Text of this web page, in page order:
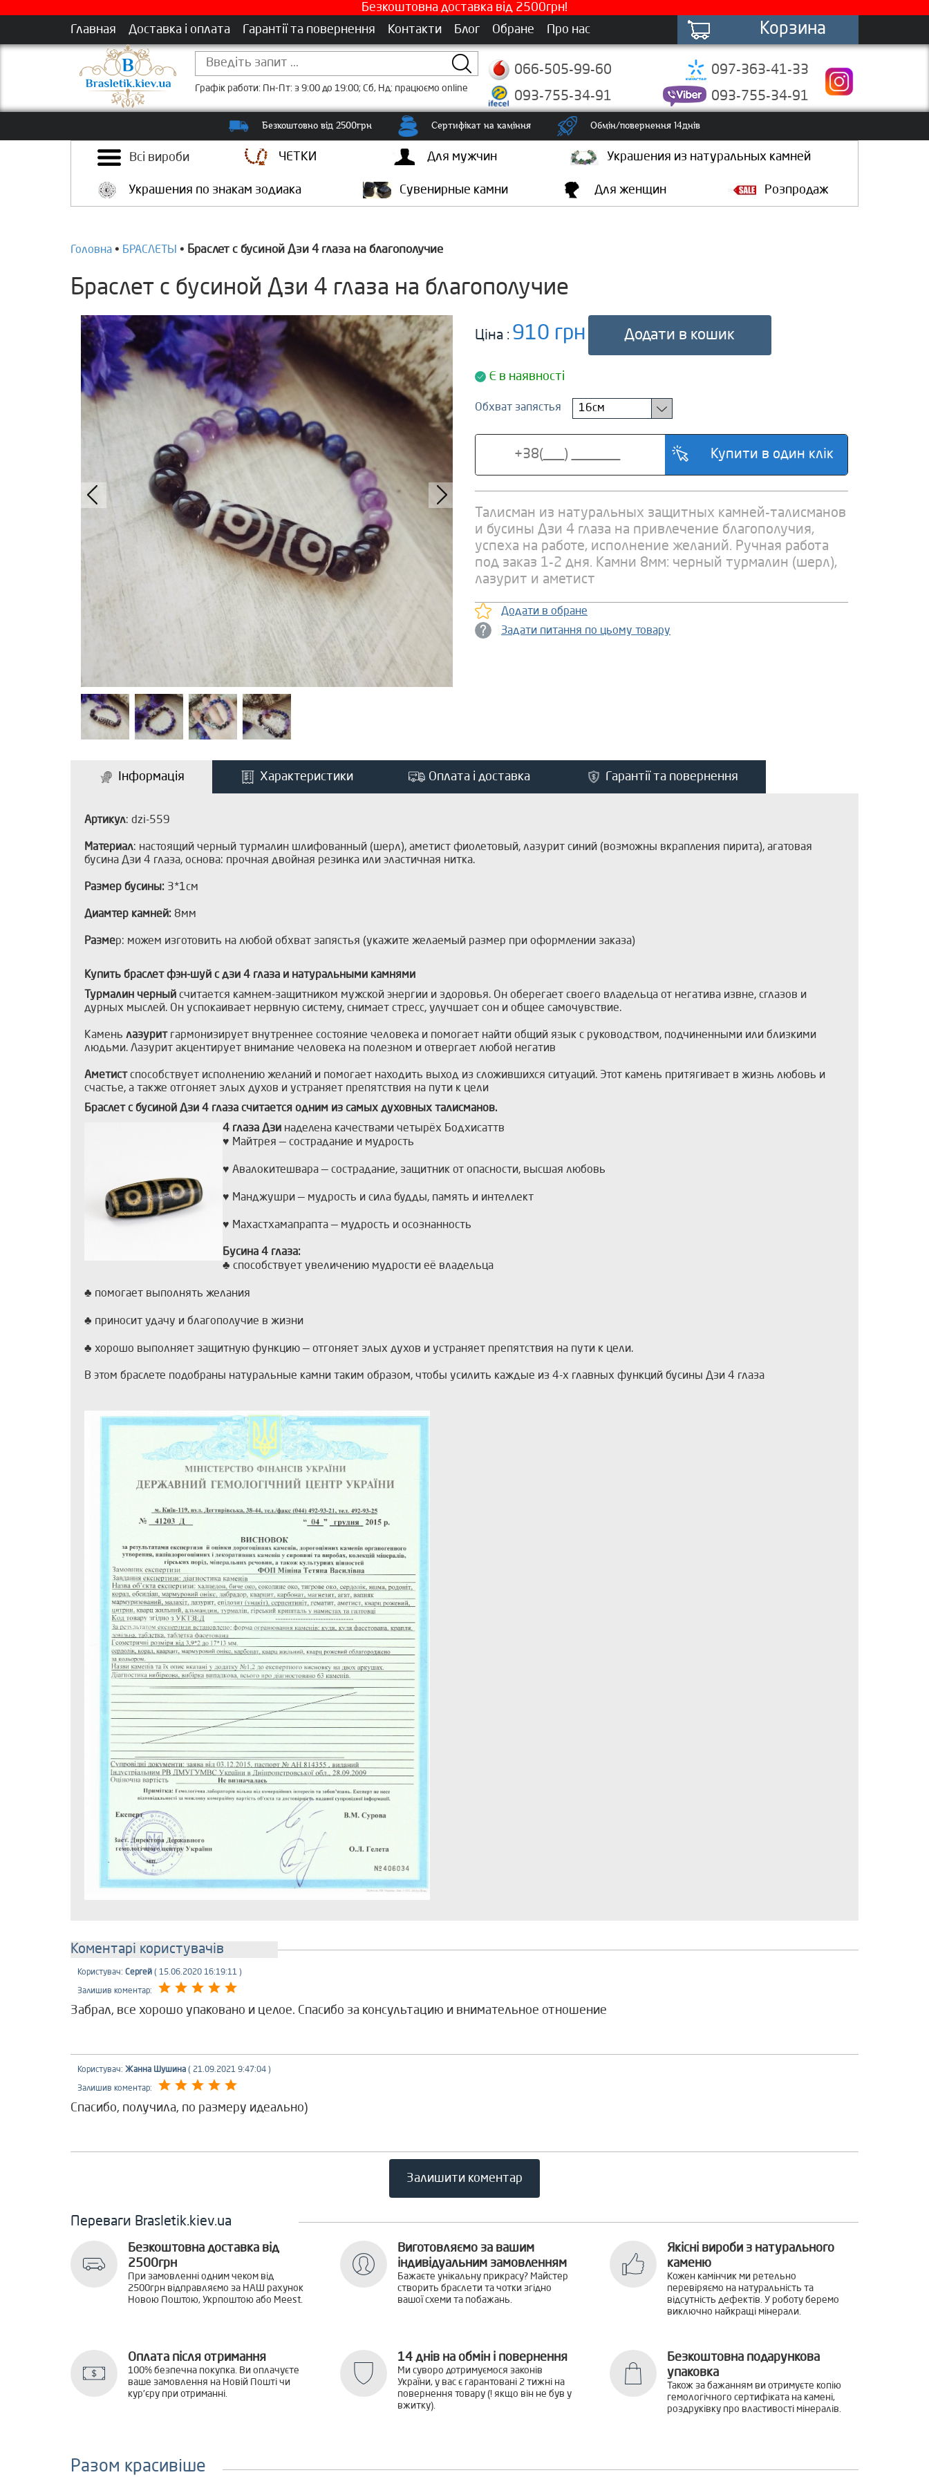
Безкоштовна доставка від 2500грн!
Главная
Доставка і оплата Гарантії та повернення Контакти Блог Обране Про нас Корзина
Графік работи: Пн-Пт: з 9:00 до 19:00; Сб, Нд: працюємо online
066-505-99-60
097-363-41-33
093-755-34-91
093-755-34-91
Безкоштовно від 2500грн Сертифікат на каміння Обмін/повернення 14днів
Всі вироби ЧЕТКИ Для мужчин Украшения из натуральных камней
Украшения по знакам зодиака Сувенирные камни Для женщин Розпродаж
Головна • БРАСЛЕТЫ • Браслет с бусиной Дзи 4 глаза на благополучие
Браслет с бусиной Дзи 4 глаза на благополучие
Ціна : 910 грн Додати в кошик
Є в наявності
Обхват запястья 16см
Талисман из натуральных защитных камней-талисманов
и бусины Дзи 4 глаза на привлечение благополучия,
успеха на работе, исполнение желаний. Ручная работа
под заказ 1-2 дня. Камни 8мм: черный турмалин (шерл),
лазурит и аметист
Додати в обране
Задати питання по цьому товару
Інформація Характеристики Оплата і доставка Гарантії та повернення
Артикул: dzi-559
Материал: настоящий черный турмалин шлифованный (шерл), аметист фиолетовый, лазурит синий (возможны вкрапления пирита), агатовая
бусина Дзи 4 глаза, основа: прочная двойная резинка или эластичная нитка.
Размер бусины: 3*1см
Диамтер камней: 8мм
Размер: можем изготовить на любой обхват запястья (укажите желаемый размер при оформлении заказа)
Купить браслет фэн-шуй с дзи 4 глаза и натуральными камнями
Турмалин черный считается камнем-защитником мужской энергии и здоровья. Он оберегает своего владельца от негатива извне, сглазов и
дурных мыслей. Он успокаивает нервную систему, снимает стресс, улучшает сон и общее самочувствие.
Камень лазуритгармонизирует внутреннее состояние человека и помогает найти общий язык с руководством, подчиненными или близкими
людьми. Лазурит акцентирует внимание человека на полезном и отвергает любой негатив
Аметистспособствует исполнению желаний и помогает находить выход из сложившихся ситуаций. Этот камень притягивает в жизнь любовь и
счастье, а также отгоняет злых духов и устраняет препятствия на пути к цели
Браслет с бусиной Дзи 4 глаза считается одним из самых духовных талисманов.
4 глаза Дзи наделена качествами четырёх Бодхисаттв
♥ Майтрея — сострадание и мудрость
♥ Авалокитешвара — сострадание, защитник от опасности, высшая любовь
♥ Манджушри — мудрость и сила будды, память и интеллект
♥ Махастхамапрапта — мудрость и осознанность
Бусина 4 глаза:
♣ способствует увеличению мудрости её владельца
♣ помогает выполнять желания
♣ приносит удачу и благополучие в жизни
♣ хорошо выполняет защитную функцию — отгоняет злых духов и устраняет препятствия на пути к цели.
В этом браслете подобраны натуральные камни таким образом, чтобы усилить каждые из 4-х главных функций бусины Дзи 4 глаза
Коментарі користувачів
Користувач: Сергей ( 15.06.2020 16:19:11 )
Залишив коментар:
Забрал, все хорошо упаковано и целое. Спасибо за консультацию и внимательное отношение
Користувач: Жанна Шушина ( 21.09.2021 9:47:04 )
Залишив коментар:
Спасибо, получила, по размеру идеально)
Залишити коментар
Переваги Brasletik.kiev.ua
Безкоштовна доставка від
2500грн
При замовленні одним чеком від
2500грн відправляємо за НАШ рахунок
Новою Поштою, Укрпоштою або Meest.
Виготовляємо за вашим
індивідуальним замовленням
Бажаєте унікальну прикрасу? Майстер
створить браслети та чотки згідно
вашої схеми та побажань.
Якісні вироби з натурального
каменю
Кожен камінчик ми ретельно
перевіряємо на натуральність та
відсутність дефектів. У роботу беремо
виключно найкращі мінерали.
Оплата після отримання
100% безпечна покупка. Ви оплачуєте
ваше замовлення на Новій Пошті чи
кур'єру при отриманні.
14 днів на обмін і повернення
Ми суворо дотримуємося законів
України, у вас є гарантовані 2 тижні на
повернення товару (! якщо він не був у
вжитку).
Безкоштовна подарункова
упаковка
Також за бажанням ви отримуєте копію
гемологічного сертифіката на камені,
роздруківку про властивості мінералів.
Разом красивіше